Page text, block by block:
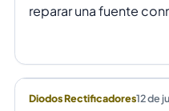
reparar una fuente
Diodos Rectificadores12 de